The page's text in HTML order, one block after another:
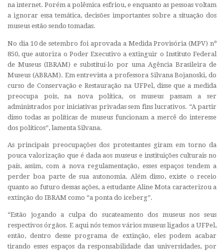
na internet. Porém a polêmica esfriou, e enquanto as pessoas voltam
a ignorar essa temática, decisões importantes sobre a situação dos
museus estão sendo tomadas.
No dia 10 de setembro foi aprovada a Medida Provisória (MPV) nº
850, que autoriza o Poder Executivo a extinguir o Instituto Federal
de Museus (IBRAM) e substituí-lo por uma Agência Brasileira de
Museus (ABRAM). Em entrevista a professora Silvana Bojanoski, do
curso de Conservação e Restauração na UFPel, disse que a medida
preocupa pois, na nova política, os museus passam a ser
administrados por iniciativas privadas sem fins lucrativos. “A partir
disso todas as políticas de museus funcionam a mercê do interesse
dos políticos”, lamenta Silvana.
As principais preocupações dos protestantes giram em torno da
pouca valorização que é dada aos museus e instituições culturais no
país, assim, com a nova regulamentação, esses espaços tendem a
perder boa parte de sua autonomia. Além disso, existe o receio
quanto ao futuro dessas ações, a estudante Aline Mota caracterizou a
extinção do IBRAM como “a ponta do iceberg”.
“Estão jogando a culpa do sucateamento dos museus nos seus
respectivos órgãos. E aqui nós temos vários museus ligados a UFPel,
então, dentro desse programa de extinção, eles podem acabar
tirando esses espaços da responsabilidade das universidades, por